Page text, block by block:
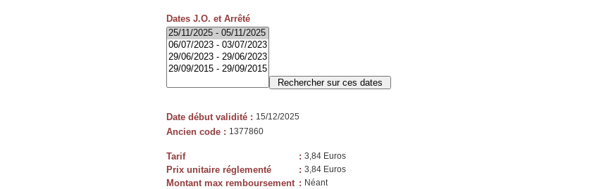
Dates J.O. et Arrêté
Date début validité : 15/12/2025
Ancien code : 1377860
Tarif : 3,84 Euros
Prix unitaire réglementé : 3,84 Euros
Montant max remboursement : Néant